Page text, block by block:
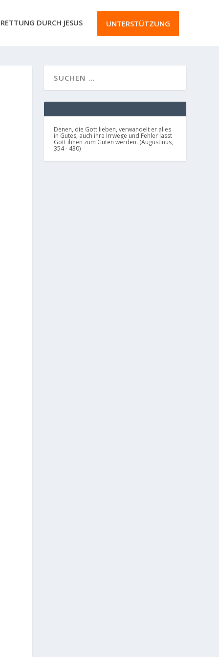
RETTUNG DURCH JESUS UNTERSTÜTZUNG
Denen, die Gott lieben, verwandelt er alles
in Gutes, auch ihre Irrwege und Fehler lässt
Gott ihnen zum Guten werden. (Augustinus,
354 - 430)